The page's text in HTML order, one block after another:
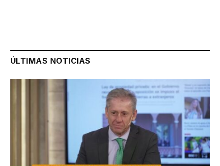
ÚLTIMAS NOTICIAS